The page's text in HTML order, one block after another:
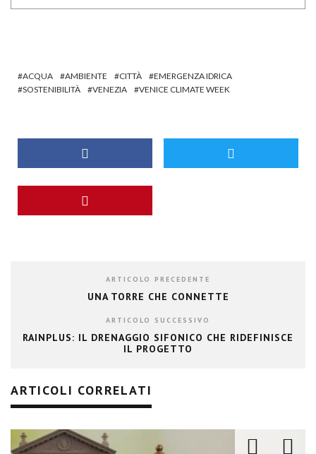
ACQUA AMBIENTE CITTÀ
EMERGENZA IDRICA
SOSTENIBILITÀ
VENEZIA VENICE CLIMATE WEEK
ARTICOLO PRECEDENTE
UNA TORRE CHE CONNETTE
ARTICOLO SUCCESSIVO
RAINPLUS: IL DRENAGGIO SIFONICO CHE RIDEFINISCE
IL PROGETTO
ARTICOLI CORRELATI